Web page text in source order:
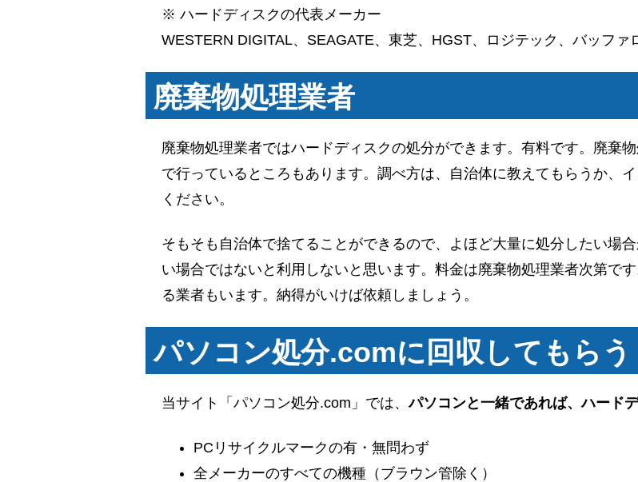
※ ハードディスクの代表メーカー
WESTERN DIGITAL、SEAGATE、東芝、HGST、ロジテック、バッファ
廃棄物処理業者
廃棄物処理業者ではハードディスクの処分ができます。有料です。廃棄
で行っているところもあります。調べ方は、自治体に教えてもらうか、
ください。
そもそも自治体で捨てることができるので、よほど大量に処分したい場
い場合ではないと利用しないと思います。料金は廃棄物処理業者次第で
る業者もいます。納得がいけば依頼しましょう。
パソコン処分.comに回収してもらう
当サイト「パソコン処分.com」では、パソコンと一緒であれば、ハード
PCリサイクルマークの有・無問わず
全メーカーのすべての機種（ブラウン管除く）